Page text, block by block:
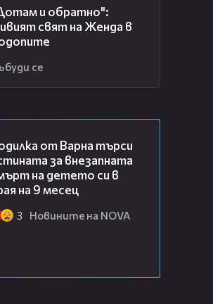
и обратно":
свят на Женда в
се
от Варна търси
за внезапната
на детето си в
на 9 месец
3 Новините на NOVA